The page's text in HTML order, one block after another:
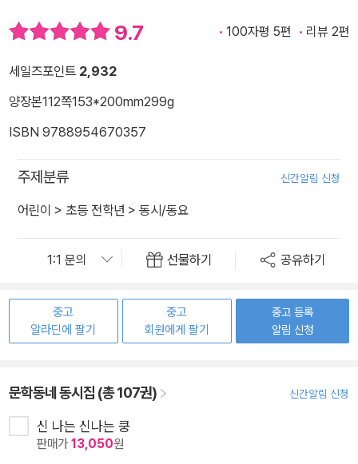
9.7 100자평 5편 리뷰 2편
세일즈포인트 2,932
양장본112쪽153*200mm299g
ISBN 9788954670357
주제분류 신간알림 신청
어린이 > 초등 전학년 > 동시/동요
선물하기 공유하기
중고
알라딘에 팔기
중고
회원에게 팔기
중고 등록
알림 신청
문학동네 동시집 (총 107권) 신간알림 신청
신 나는 신나는 쿵
판매가13,050원